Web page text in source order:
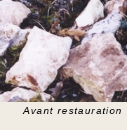
Avant restauration